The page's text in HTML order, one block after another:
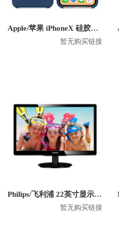
Apple/苹果 iPhoneX 硅胶防摔手机壳
暂无购买链接
Philips/飞利浦 22英寸显示器 220V4LSB
暂无购买链接